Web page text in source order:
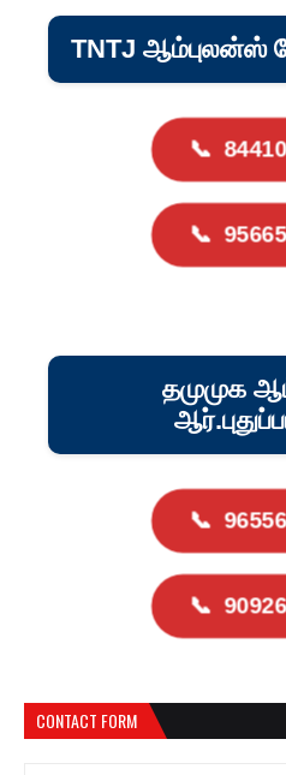
TNTJ ஆம்புலன்ஸ்
📞
📞
தமுமுக
📞
📞
CONTACT FORM